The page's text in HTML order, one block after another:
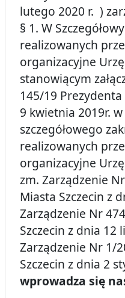
lutego 2020 r. )
§ 1. W
realizowanych
organizacyjne
stanowiącym
145/19
9 kwietnia 2019r.
szczegółowego
realizowanych
organizacyjne
zm. Zarządzenie
Miasta Szczecin z
Zarządzenie Nr
Szczecin z dnia 12
Zarządzenie Nr 1/
Szczecin z dnia 2
wprowadza się